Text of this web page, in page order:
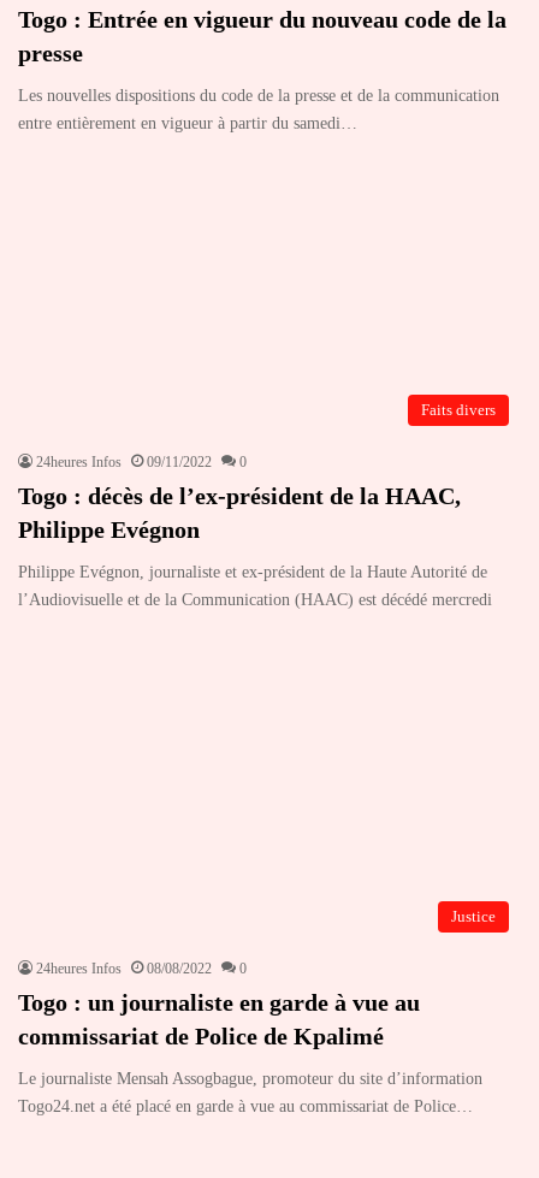
Togo : Entrée en vigueur du nouveau code de la
presse
Les nouvelles dispositions du code de la presse et de la communication
entre entièrement en vigueur à partir du samedi…
Faits divers
24heures Infos 09/11/2022 0
Togo : décès de l’ex-président de la HAAC,
Philippe Evégnon
Philippe Evégnon, journaliste et ex-président de la Haute Autorité de
l’Audiovisuelle et de la Communication (HAAC) est décédé mercredi
Justice
24heures Infos 08/08/2022 0
Togo : un journaliste en garde à vue au
commissariat de Police de Kpalimé
Le journaliste Mensah Assogbague, promoteur du site d’information
Togo24.net a été placé en garde à vue au commissariat de Police…